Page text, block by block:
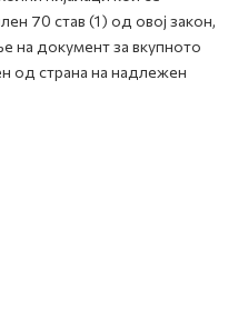
70 став (1) од овој закон,
на документ за вкупното
од страна на надлежен